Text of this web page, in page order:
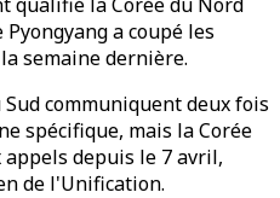
a coupé les
semaine dernière.
communiquent deux fois
spécifique, mais la Corée
depuis le 7 avril,
de l'Unification.